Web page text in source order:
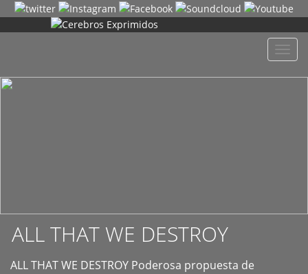
ALL THAT WE DESTROY
ALL THAT WE DESTROY Poderosa propuesta de